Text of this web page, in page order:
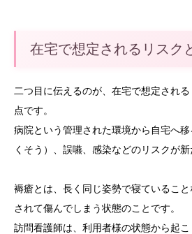
在宅で想定されるリスク
二つ目に伝えるのが、在宅で想定され
点です。
病院という管理された環境から自宅へ
くそう）、誤嚥、感染などのリスクが新
褥瘡とは、長く同じ姿勢で寝ているこ
されて傷んでしまう状態のことです。
訪問看護師は、利用者様の状態から起こ